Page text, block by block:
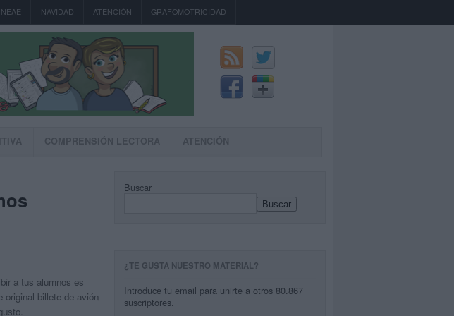
NEAE NAVIDAD ATENCIÓN GRAFOMOTRICIDAD
COMPRENSIÓN LECTORA ATENCIÓN
a tus alumnos es
original billete de avión
Buscar
Buscar
¿TE GUSTA NUESTRO MATERIAL?
Introduce tu email para unirte a otros 80.867
suscriptores.